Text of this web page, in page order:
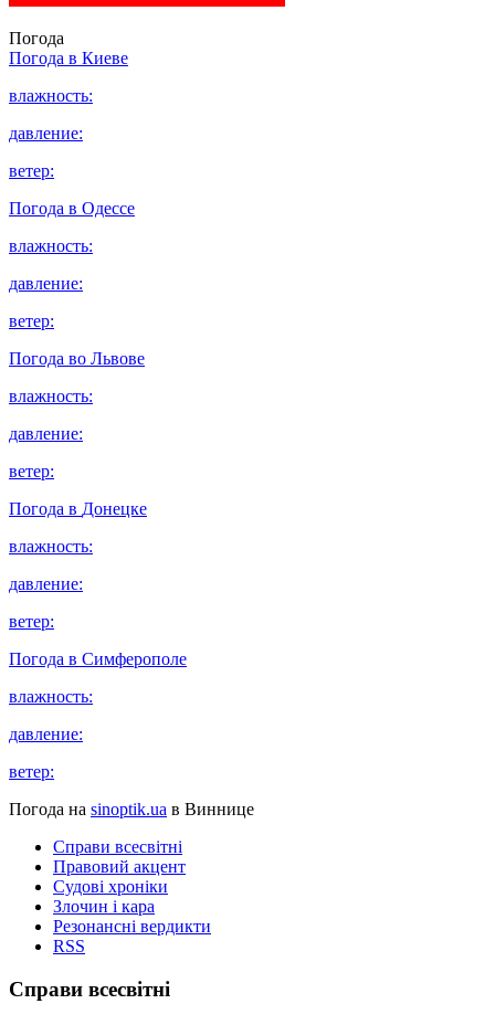
Погода
Погода в Киеве
влажность:
давление:
ветер:
Погода в Одессе
влажность:
давление:
ветер:
Погода во Львове
влажность:
давление:
ветер:
Погода в Донецке
влажность:
давление:
ветер:
Погода в Симферополе
влажность:
давление:
ветер:
Погода на sinoptik.ua в Виннице
Справи всесвітні
Правовий акцент
Судові хроніки
Злочин і кара
Резонансні вердикти
RSS
Справи всесвітні